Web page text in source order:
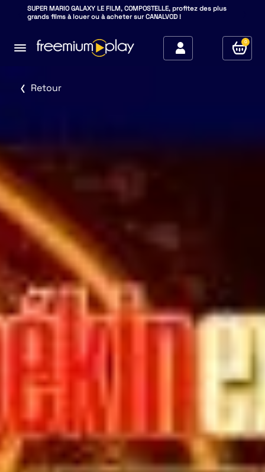
SUPER MARIO GALAXY LE FILM, COMPOSTELLE, profitez des plus
grands films à louer ou à acheter sur CANALVOD !
0
Retour